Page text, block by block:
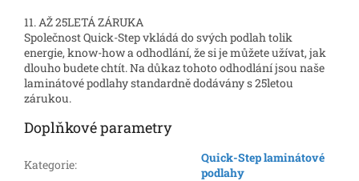
11. AŽ 25LETÁ ZÁRUKA
Společnost Quick-Step vkládá do svých podlah tolik
energie, know-how a odhodlání, že si je můžete užívat, jak
dlouho budete chtít. Na důkaz tohoto odhodlání jsou naše
laminátové podlahy standardně dodávány s 25letou
zárukou.
Doplňkové parametry
Kategorie:
Quick-Step laminátové
podlahy